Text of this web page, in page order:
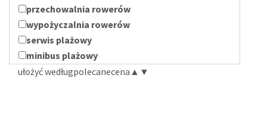
przechowalnia rowerów
wypożyczalnia rowerów
serwis plażowy
minibus plażowy
ułożyć wedługpolecanecena ▲ ▼